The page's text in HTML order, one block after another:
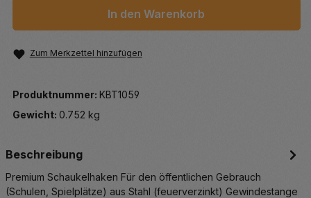
In den Warenkorb
Zum Merkzettel hinzufügen
Produktnummer: KBT1059
Gewicht: 0.752 kg
Beschreibung
Premium Schaukelhaken Für den öffentlichen Gebrauch
(Schulen, Spielplätze) aus Stahl (feuerverzinkt) Gewindestange